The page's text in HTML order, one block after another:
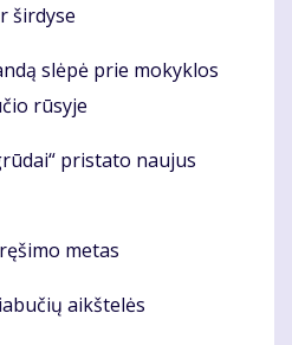
širdyse
slėpė prie mokyklos
rūsyje
pristato naujus
metas
aikštelės